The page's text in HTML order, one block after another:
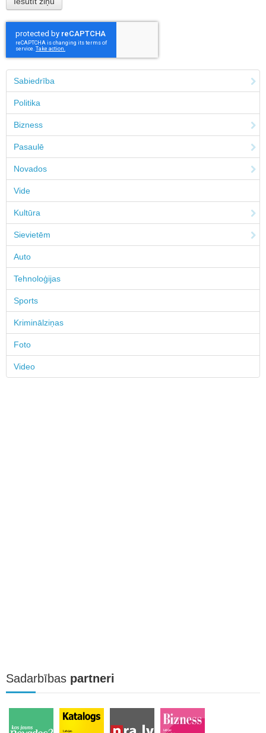
Sabiedrība
Politika
Bizness
Pasaulē
Novados
Vide
Kultūra
Sievietēm
Auto
Tehnoloģijas
Sports
Kriminālziņas
Foto
Video
Sadarbības partneri